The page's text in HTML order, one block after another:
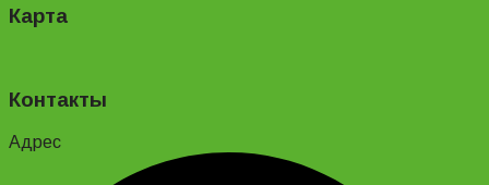
Карта
Контакты
Адрес